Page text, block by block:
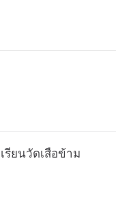
รียนวัดเสือข้าม